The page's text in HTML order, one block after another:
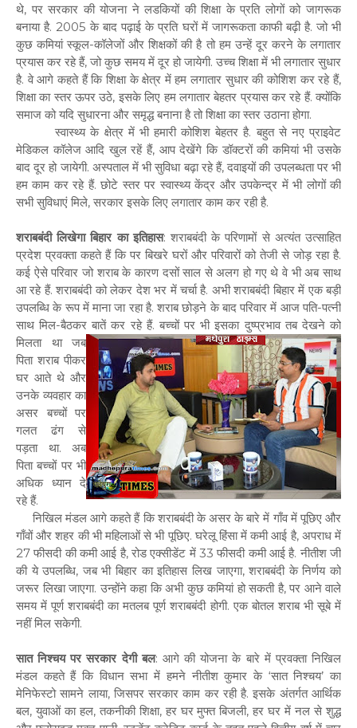
थे, पर सरकार की योजना ने लडकियों की शिक्षा के प्रति लोगों को जागरूक
बनाया है. 2005 के बाद पढ़ाई के प्रति घरों में जागरूकता काफी बढ़ी है. जो भी
कुछ कमियां स्कूल-कॉलेजों और शिक्षकों की है तो हम उन्हें दूर करने के लगातार
प्रयास कर रहे हैं, जो कुछ समय में दूर हो जायेगी. उच्च शिक्षा में भी लगातार सुधार
है. वे आगे कहते हैं कि शिक्षा के क्षेत्र में हम लगातार सुधार की कोशिश कर रहे हैं,
शिक्षा का स्तर ऊपर उठे, इसके लिए हम लगातार बेहतर प्रयास कर रहे हैं. क्योंकि
समाज को यदि सुधारना और समृद्ध बनाना है तो शिक्षा का स्तर उठाना होगा.
स्वास्थ्य के क्षेत्र में भी हमारी कोशिश बेहतर है. बहुत से नए प्राइवेट
मेडिकल कॉलेज आदि खुल रहें हैं, आप देखेंगे कि डॉक्टरों की कमियां भी उसके
बाद दूर हो जायेगी. अस्पताल में भी सुविधा बढ़ा रहे हैं, दवाइयों की उपलब्धता पर भी
हम काम कर रहे हैं. छोटे स्तर पर स्वास्थ्य केंद्र और उपकेन्द्र में भी लोगों की
सभी सुविधाएं मिले, सरकार इसके लिए लगातार काम कर रही है.
शराबबंदी लिखेगा बिहार का इतिहास: शराबबंदी के परिणामों से अत्यंत उत्साहित
प्रदेश प्रवक्ता कहते हैं कि पर बिखरे घरों और परिवारों को तेजी से जोड़ रहा है.
कई ऐसे परिवार जो शराब के कारण दसों साल से अलग हो गए थे वे भी अब साथ
आ रहे हैं. शराबबंदी को लेकर देश भर में चर्चा है. अभी शराबबंदी बिहार में एक बड़ी
उपलब्धि के रूप में माना जा रहा है. शराब छोड़ने के बाद परिवार में आज पति-पत्नी
साथ मिल-बैठकर बातें कर रहे हैं. बच्चों पर भी इसका दुष्प्रभाव तब देखने को
मिलता था जब
पिता शराब पीकर
घर आते थे और
उनके व्यवहार का
असर बच्चों पर
गलत ढंग से
पड़ता था. अब
पिता बच्चों पर भी
अधिक ध्यान दे
रहे हैं.
निखिल मंडल आगे कहते हैं कि शराबबंदी के असर के बारे में गाँव में पूछिए और
गाँवों और शहर की भी महिलाओं से भी पूछिए. घरेलू हिंसा में कमी आई है, अपराध में
27 फीसदी की कमी आई है, रोड एक्सीडेंट में 33 फीसदी कमी आई है. नीतीश जी
की ये उपलब्धि, जब भी बिहार का इतिहास लिख जाएगा, शराबबंदी के निर्णय को
जरूर लिखा जाएगा. उन्होंने कहा कि अभी कुछ कमियां हो सकती है, पर आने वाले
समय में पूर्ण शराबबंदी का मतलब पूर्ण शराबबंदी होगी. एक बोतल शराब भी सूबे में
नहीं मिल सकेगी.
सात निश्चय पर सरकार देगी बल: आगे की योजना के बारे में प्रवक्ता निखिल
मंडल कहते हैं कि विधान सभा में हमने नीतीश कुमार के ‘सात निश्चय’ का
मेनिफेस्टो सामने लाया, जिसपर सरकार काम कर रही है. इसके अंतर्गत आर्थिक
बल, युवाओं का हल, तकनीकी शिक्षा, हर घर मुफ्त बिजली, हर घर में नल से शुद्ध